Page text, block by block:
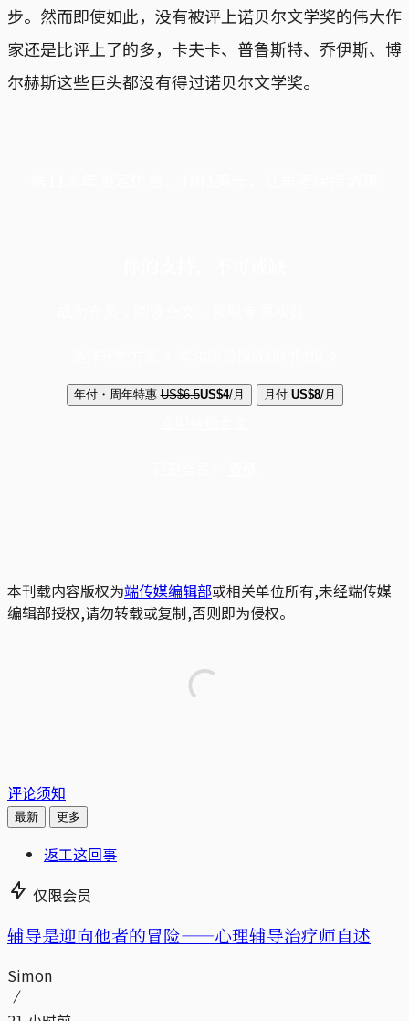
步。然而即使如此，没有被评上诺贝尔文学奖的伟大作
家还是比评上了的多，卡夫卡、普鲁斯特、乔伊斯、博
尔赫斯这些巨头都没有得过诺贝尔文学奖。
年付・周年特惠 US$6.5US$4/月 月付 US$8/月
本刊载内容版权为端传媒编辑部或相关单位所有,未经端传媒
编辑部授权,请勿转载或复制,否则即为侵权。
评论须知
最新 更多
返工这回事
仅限会员
辅导是迎向他者的冒险——心理辅导治疗师自述
Simon